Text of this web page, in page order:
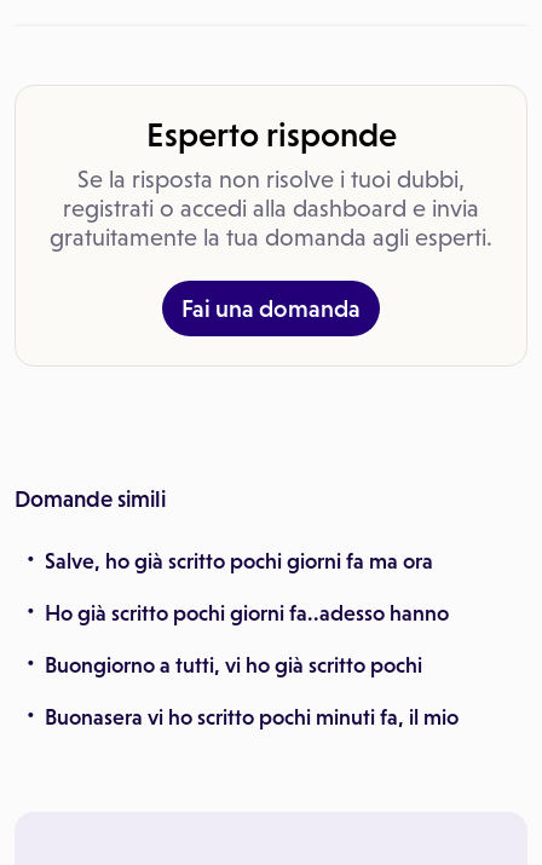
Esperto risponde
Se la risposta non risolve i tuoi dubbi,
registrati o accedi alla dashboard e invia
gratuitamente la tua domanda agli esperti.
Fai una domanda
Domande simili
Salve, ho già scritto pochi giorni fa ma ora
Ho già scritto pochi giorni fa..adesso hanno
Buongiorno a tutti, vi ho già scritto pochi
Buonasera vi ho scritto pochi minuti fa, il mio